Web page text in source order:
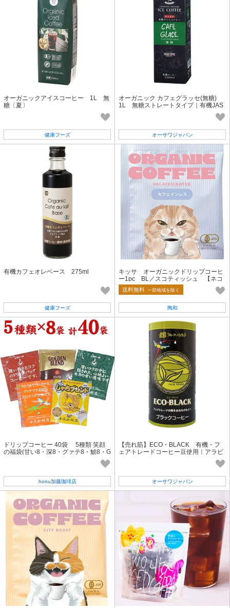
オーガニックアイスコーヒー 1L 無
糖〔夏〕
健康フーズ
オーガニック カフェグラッセ(無糖)
1L 無糖ストレートタイプ｜有機JAS
オーサワジャパン
有機カフェオレベース 275ml
健康フーズ
キッサ オーガニックドリップコーヒ
ー1pc BL／スコティッシュ 【ネコ
／ギフト】
送料無料 一部地域を除く
陶和
ドリップコーヒー 40袋 5種類 笑顔
の福袋(甘い8・深8・グァテ8・鯱8・G
honu加藤珈琲店
【売れ筋】ECO・BLACK 有機・フ
ェアトレードコーヒー豆使用｜アラビ
オーサワジャパン